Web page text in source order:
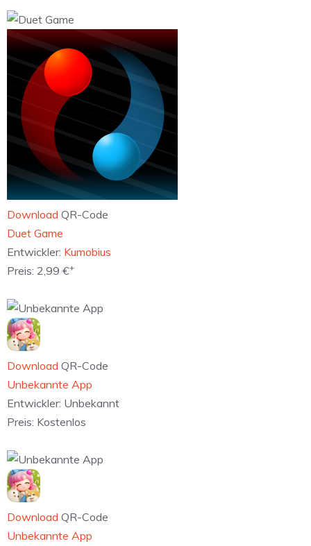
Download QR-Code
‎Duet Game
Entwickler: Kumobius
Preis: 2,99 €+
Download QR-Code
Unbekannte App
Entwickler: Unbekannt
Preis: Kostenlos
Download QR-Code
Unbekannte App